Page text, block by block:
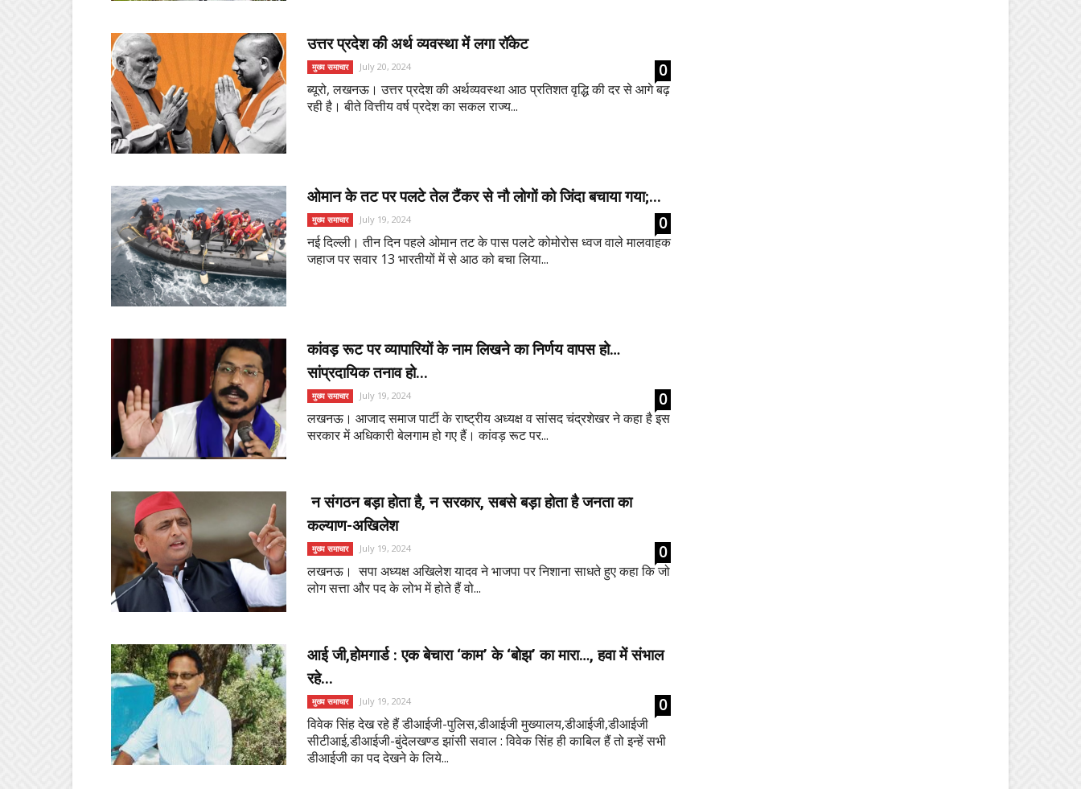
उत्तर प्रदेश की अर्थ व्यवस्था में लगा रॉकेट
मुख्य समाचार July 20, 2024 0
ब्यूरो, लखनऊ। उत्तर प्रदेश की अर्थव्यवस्था आठ प्रतिशत वृद्धि की दर से आगे बढ़
रही है। बीते वित्तीय वर्ष प्रदेश का सकल राज्य...
ओमान के तट पर पलटे तेल टैंकर से नौ लोगों को जिंदा बचाया गया;...
मुख्य समाचार July 19, 2024 0
नई दिल्ली। तीन दिन पहले ओमान तट के पास पलटे कोमोरोस ध्वज वाले मालवाहक
जहाज पर सवार 13 भारतीयों में से आठ को बचा लिया...
कांवड़ रूट पर व्यापारियों के नाम लिखने का निर्णय वापस हो…
सांप्रदायिक तनाव हो...
मुख्य समाचार July 19, 2024 0
लखनऊ। आजाद समाज पार्टी के राष्ट्रीय अध्यक्ष व सांसद चंद्रशेखर ने कहा है इस
सरकार में अधिकारी बेलगाम हो गए हैं। कांवड़ रूट पर...
न संगठन बड़ा होता है, न सरकार, सबसे बड़ा होता है जनता का
कल्याण-अखिलेश
मुख्य समाचार July 19, 2024 0
लखनऊ। सपा अध्यक्ष अखिलेश यादव ने भाजपा पर निशाना साधते हुए कहा कि जो
लोग सत्ता और पद के लोभ में होते हैं वो...
आई जी,होमगार्ड : एक बेचारा ‘काम’ के ‘बोझ’ का मारा…, हवा में संभाल
रहे...
मुख्य समाचार July 19, 2024 0
विवेक सिंह देख रहे हैं डीआईजी-पुलिस,डीआईजी मुख्यालय,डीआईजी,डीआईजी
सीटीआई,डीआईजी-बुंदेलखण्ड झांसी सवाल : विवेक सिंह ही काबिल हैं तो इन्हें सभी
डीआईजी का पद देखने के लिये...